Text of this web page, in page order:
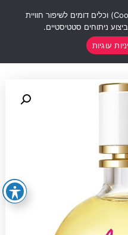
באתר נעשה שימוש בעוגיות (Cookies) וכלים דומים לשיפור חוויית
ניתוחים סטטיסטיים.
עוגיות